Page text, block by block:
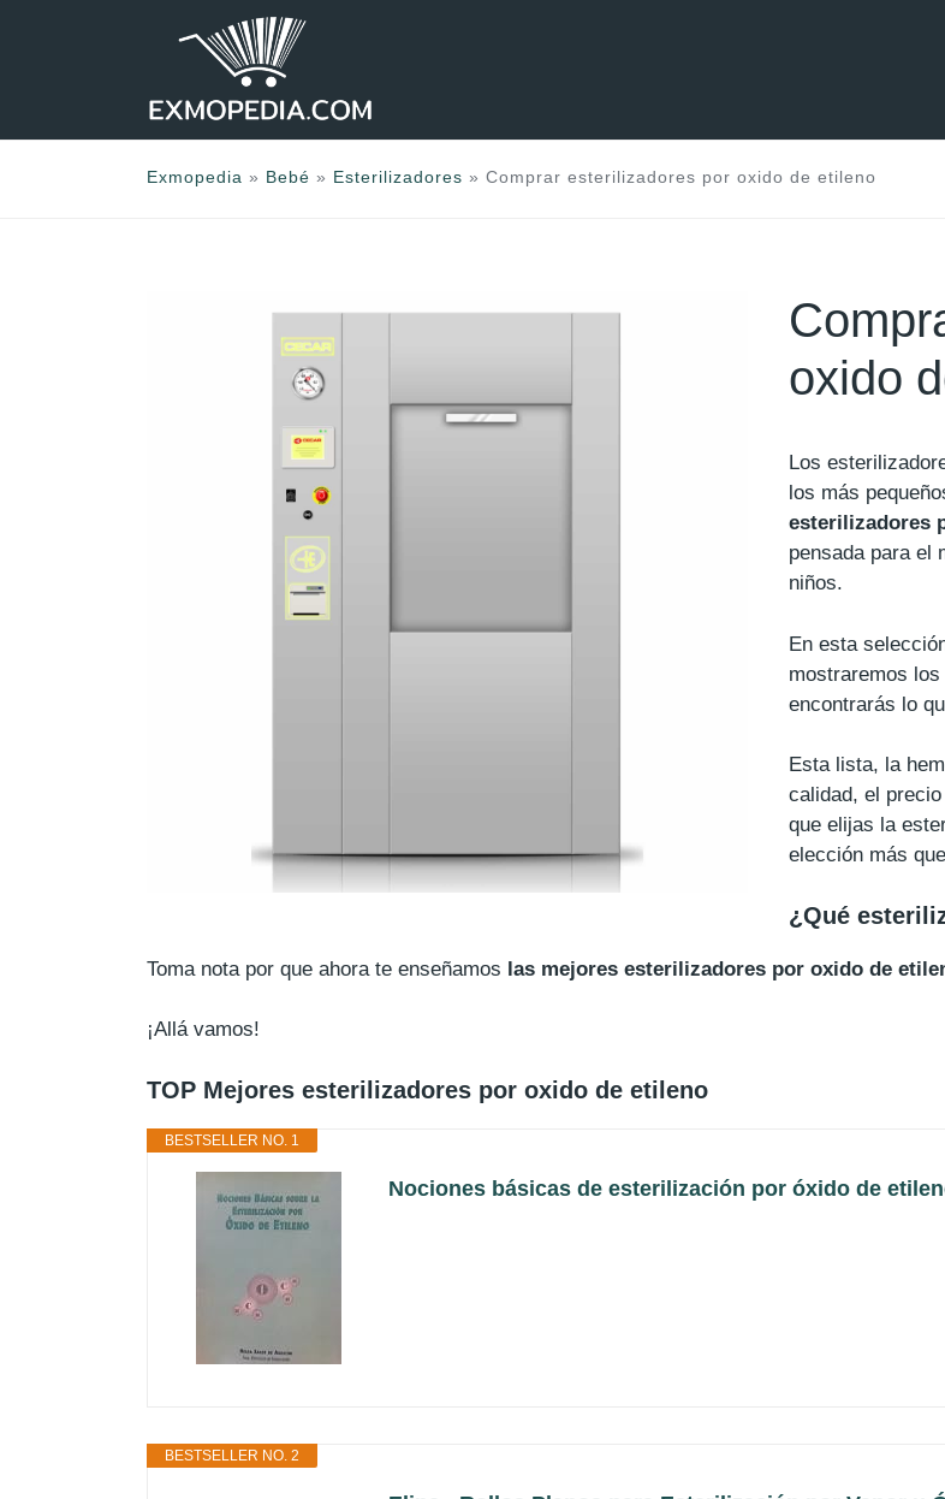
Exmopedia » Bebé » Esterilizadores » Comprar esterilizadores por oxido de etileno
oxido
Los
los más
esterilizadores
pensada para el
niños.
En esta
mostraremos
encontrarás lo
Esta lista, la
calidad, el
que elijas la
elección más
¿Qué
Toma nota por que ahora te enseñamos las mejores esterilizadores por oxido de
¡Allá vamos!
TOP Mejores esterilizadores por oxido de etileno
BESTSELLER NO. 1
Nociones básicas de esterilización por óxido de
BESTSELLER NO. 2